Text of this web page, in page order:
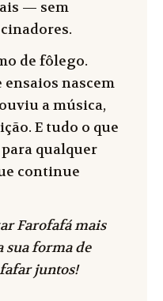
— sem
de fôlego.
nascem
a música,
E tudo o que
qualquer
continue
Farofafá mais
sua forma de
juntos!